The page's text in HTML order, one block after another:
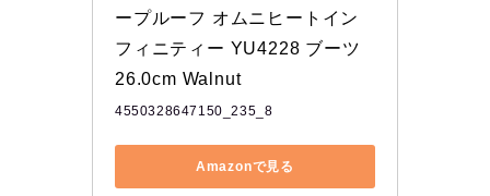
ープルーフ オムニヒートイン
フィニティー YU4228 ブーツ
26.0cm Walnut
4550328647150_235_8
Amazonで見る